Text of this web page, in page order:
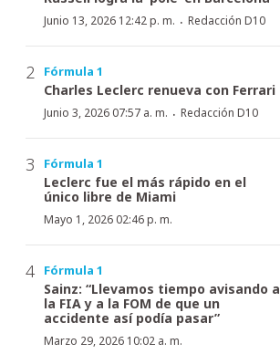
Junio 13, 2026 12:42 p. m. · Redacción D10
Fórmula 1
Charles Leclerc renueva con Ferrari
Junio 3, 2026 07:57 a. m. · Redacción D10
Fórmula 1
Leclerc fue el más rápido en el
único libre de Miami
Mayo 1, 2026 02:46 p. m.
Fórmula 1
Sainz: “Llevamos tiempo avisando a
la FIA y a la FOM de que un
accidente así podía pasar”
Marzo 29, 2026 10:02 a. m.